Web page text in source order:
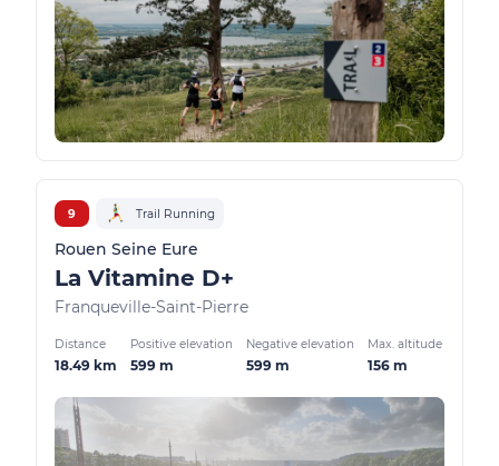
9 Trail Running
Rouen Seine Eure
La Vitamine D+
Franqueville-Saint-Pierre
Distance
18.49 km
Positive elevation
599 m
Negative elevation
599 m
Max. altitude
156 m